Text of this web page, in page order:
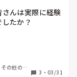
んは実際に経験
たか？
、できる範囲で
ります。
の他の職
3 ・ 03/31